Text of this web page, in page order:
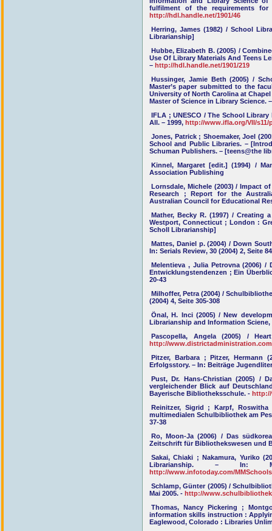
fulfilment of the requirements
http://hdl.handle.net/1901/46
Herring, James (1982) / School
Librarianship]
Hubbe, Elizabeth B. (2005) /
Use Of Library Materials And Teens
– http://hdl.handle.net/1901/219
Hussinger, Jamie Beth (2005) /
Master’s paper submitted to the
University of North Carolina at
Master of Science in Library Science.
IFLA ; UNESCO / The School
All. – 1999, http://www.ifla.org/VII/
Jones, Patrick ; Shoemaker, Joel
School and Public Libraries. –
Schuman Publishers. – [teens@the
Kinnel, Margaret [edit.] (1994) /
Association Publishing
Lornsdale, Michele (2003) / Impact
Research ; Report for the
Australian Council for Educational
Mather, Becky R. (1997) / Creating
Westport, Connecticut ; London :
Scholl Librarianship]
Mattes, Daniel p. (2004) / Down
In: Serials Review, 30 (2004) 2, Seite
Melentieva , Julia Petrovna (2006)
Entwicklungstendenzen ; Ein
20-43
Milhoffer, Petra (2004) /
(2004) 4, Seite 305-308
Önal, H. Inci (2005) / New
Librarianship and Information Sciene,
Pascopella, Angela (2005) /
http://
Pitzer, Barbara ; Pitzer, Hermann
Erfolgsstory. – In: Beiträge
Pust, Dr. Hans-Christian (2005) /
vergleichender Blick auf
Bayerische Bibliotheksschule. - http://
Reinitzer, Sigrid ; Karpf,
multimedialen Schulbibliothek am
37-38
Ro, Moon-Ja (2006) / Das
Zeitschrift für Bibliothekswesen und
Sakai, Chiaki ; Nakamura, Yuriko
Librarianship. – In:
http://www.infotoday.com/
Schlamp, Günter (2005) /
Mai 2005. - http://
Thomas, Nancy Pickering ;
information skills instruction :
Eaglewood, Colorado : Libraries